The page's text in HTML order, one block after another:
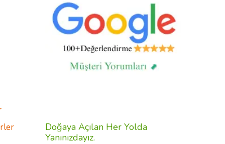
Doğaya Açılan Her Yolda
Yanınızdayız.